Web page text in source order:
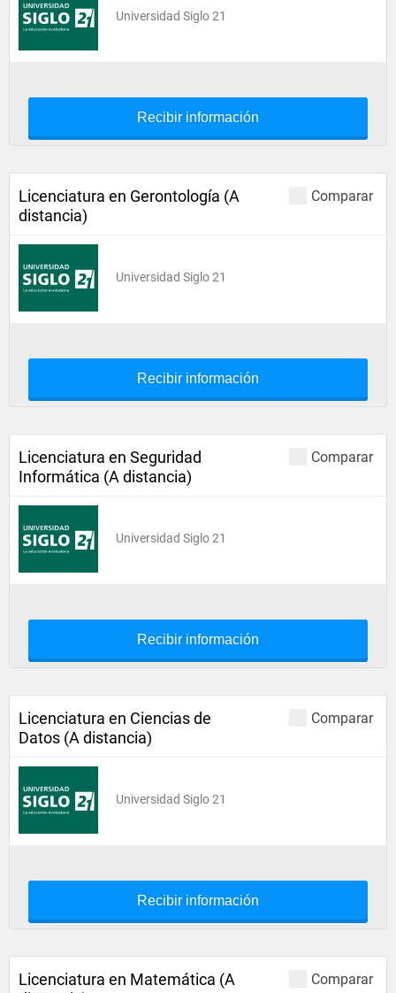
Universidad Siglo 21
Recibir información
Comparar
Licenciatura en Gerontología (A
distancia)
Universidad Siglo 21
Recibir información
Comparar
Licenciatura en Seguridad
Informática (A distancia)
Universidad Siglo 21
Recibir información
Comparar
Licenciatura en Ciencias de
Datos (A distancia)
Universidad Siglo 21
Recibir información
Comparar
Licenciatura en Matemática (A